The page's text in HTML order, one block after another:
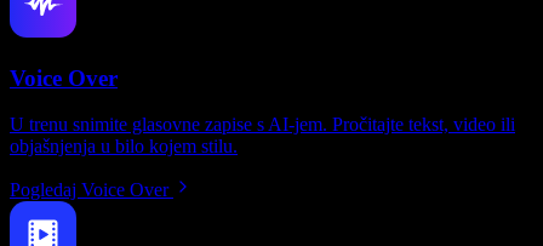
Voice Over
U trenu snimite glasovne zapise s AI-jem. Pročitajte tekst, video ili
objašnjenja u bilo kojem stilu.
Pogledaj Voice Over